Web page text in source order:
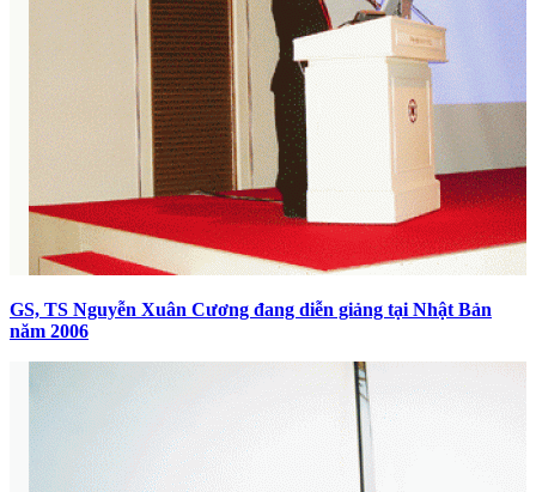
GS, TS Nguyễn Xuân Cương đang diễn giảng tại Nhật Bản
năm 2006